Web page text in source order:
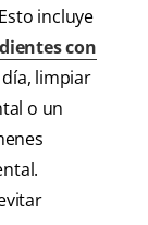
incluye
con
limpiar
o un